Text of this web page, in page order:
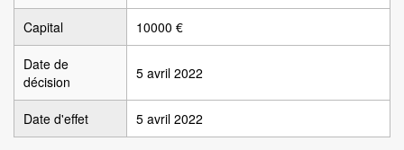
Capital 10000 €
Date de
décision
5 avril 2022
Date d'effet 5 avril 2022